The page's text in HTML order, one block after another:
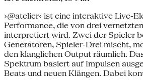
›@atelier‹ ist eine interaktive Live-
Performance, die von drei
interpretiert wird. Zwei der Spieler
Generatoren, Spieler-Drei mischt,
den klanglichen Output räumlich.
Spektrum basiert auf Impulsen
Beats und neuen Klängen. Dabei